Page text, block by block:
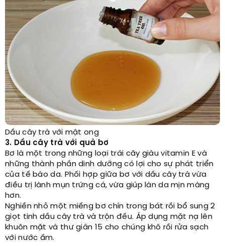
Dầu cây trà với mật ong
3. Dầu cây trà với quả bơ
Bơ là một trong những loại trái cây giàu vitamin E và
những thành phần dinh dưỡng có lợi cho sự phát triển
của tế bào da. Phối hợp giữa bơ với dầu cây trà vừa
điều trị lành mụn trứng cá, vừa giúp làn da mịn màng
hơn.
Nghiền nhỏ một miếng bơ chín trong bát rồi bổ sung 2
giọt tinh dầu cây trà và trộn đều. Áp dụng mặt nạ lên
khuôn mặt và thư giãn 15 cho chúng khô rồi rửa sạch
với nước ấm.